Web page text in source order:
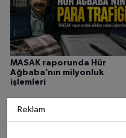
MASAK raporunda Hür
Ağbaba’nın milyonluk
işlemleri
Reklam